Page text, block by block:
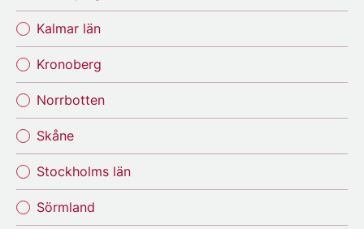
Kalmar län
Kronoberg
Norrbotten
Skåne
Stockholms län
Sörmland